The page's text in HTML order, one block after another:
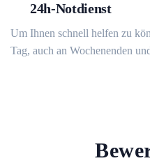
24h-Notdienst
Um Ihnen schnell helfen zu
Tag, auch an Wochenenden